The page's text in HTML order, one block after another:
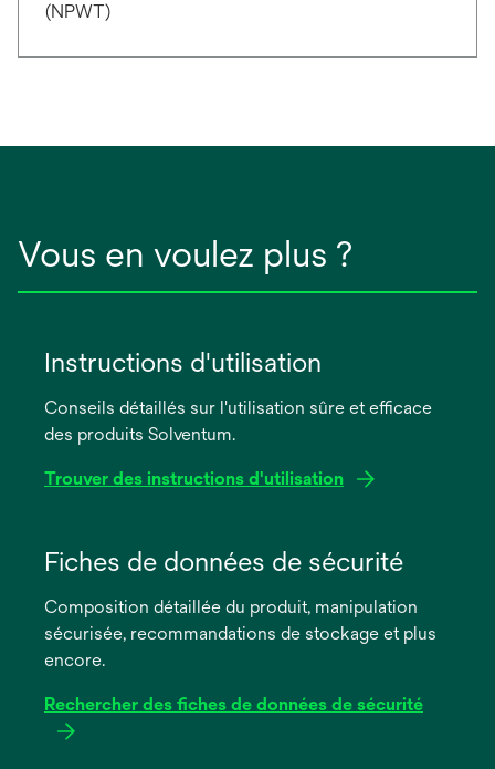
(NPWT)
Vous en voulez plus ?
Instructions d'utilisation
Conseils détaillés sur l'utilisation sûre et efficace
des produits Solventum.
Trouver des instructions d'utilisation
dans
nouvel
onglet
Fiches de données de sécurité
Composition détaillée du produit, manipulation
sécurisée, recommandations de stockage et plus
encore.
Rechercher des fiches de données de sécurité